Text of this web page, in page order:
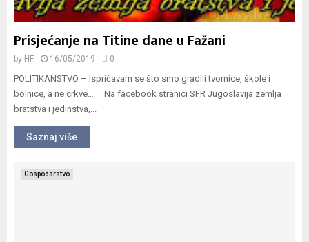
Prisjećanje na Titine dane u Fažani
by HF 16/05/2019 0
POLITIKANSTVO – Ispričavam se što smo gradili tvornice, škole i
bolnice, a ne crkve… Na facebook stranici SFR Jugoslavija zemlja
bratstva i jedinstva,...
Saznaj više
Gospodarstvo